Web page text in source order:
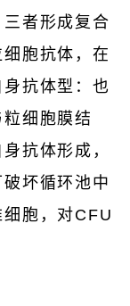
者形成复合
胞抗体，在
抗体型：也
细胞膜结
抗体形成，
坏循环池中
胞，对CFU